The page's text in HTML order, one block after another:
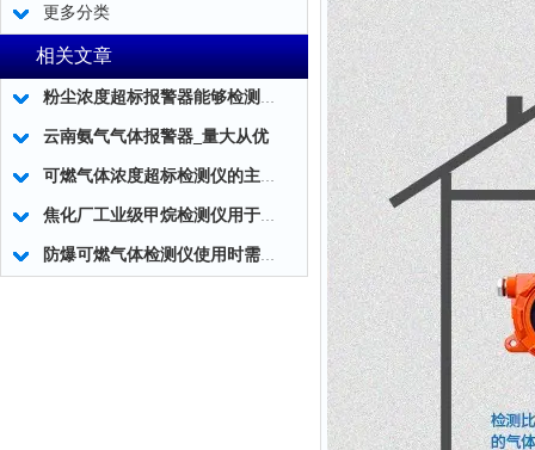
更多分类
相关文章
粉尘浓度超标报警器能够检测工作环境中粉尘浓度的实时数据
云南氨气气体报警器_量大从优
可燃气体浓度超标检测仪的主要组成部分及使用方法
焦化厂工业级甲烷检测仪用于煤气泄漏检测
防爆可燃气体检测仪使用时需注意的事项